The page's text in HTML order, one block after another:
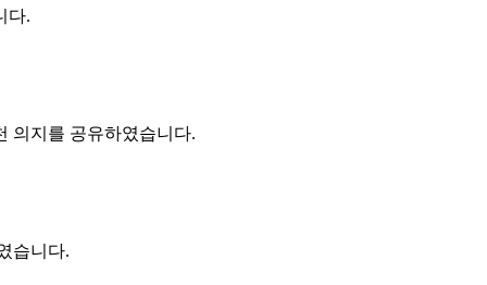
다.
의지를 공유하였습니다.
습니다.